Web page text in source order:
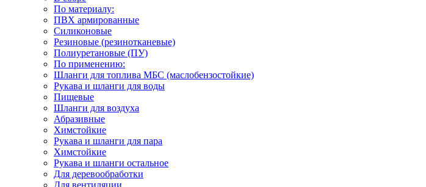
По материалу:
ПВХ армированные
Силиконовые
Резиновые (резинотканевые)
Полиуретановые (ПУ)
По применению:
Шланги для топлива МБС (маслобензостойкие)
Рукава и шланги для воды
Пищевые
Шланги для воздуха
Абразивные
Химстойкие
Рукава и шланги для пара
Химстойкие
Рукава и шланги остальное
Для деревообработки
Для вентиляции